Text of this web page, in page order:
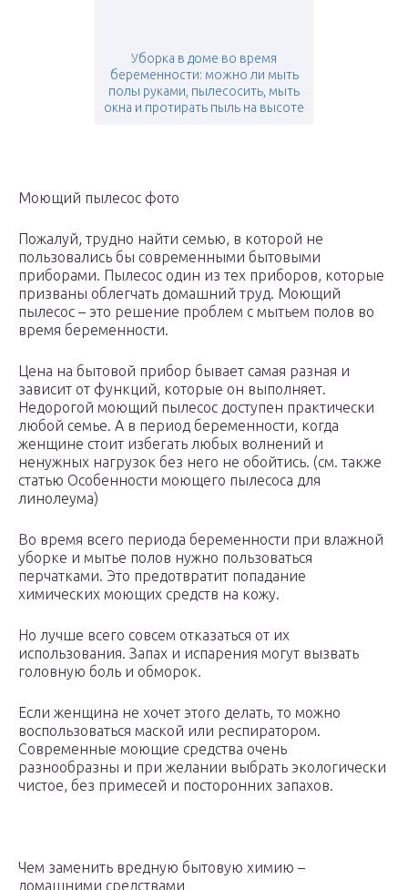
Уборка в доме во время
беременности: можно ли мыть
полы руками, пылесосить, мыть
окна и протирать пыль на высоте
Моющий пылесос фото
Пожалуй, трудно найти семью, в которой не
пользовались бы современными бытовыми
приборами. Пылесос один из тех приборов, которые
призваны облегчать домашний труд. Моющий
пылесос – это решение проблем с мытьем полов во
время беременности.
Цена на бытовой прибор бывает самая разная и
зависит от функций, которые он выполняет.
Недорогой моющий пылесос доступен практически
любой семье. А в период беременности, когда
женщине стоит избегать любых волнений и
ненужных нагрузок без него не обойтись. (см. также
статью Особенности моющего пылесоса для
линолеума)
Во время всего периода беременности при влажной
уборке и мытье полов нужно пользоваться
перчатками. Это предотвратит попадание
химических моющих средств на кожу.
Но лучше всего совсем отказаться от их
использования. Запах и испарения могут вызвать
головную боль и обморок.
Если женщина не хочет этого делать, то можно
воспользоваться маской или респиратором.
Современные моющие средства очень
разнообразны и при желании выбрать экологически
чистое, без примесей и посторонних запахов.
Чем заменить вредную бытовую химию –
домашними средствами